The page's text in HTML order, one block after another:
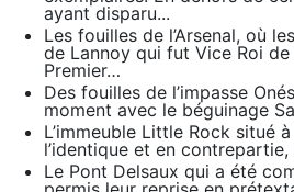
ayant disparu...
Les fouilles de l’Arsenal, où
de Lannoy qui fut Vice Roi
Premier…
Des fouilles de l’impasse
moment avec le béguinage
L’immeuble Little Rock situé
l’identique et en
Le Pont Delsaux qui a été